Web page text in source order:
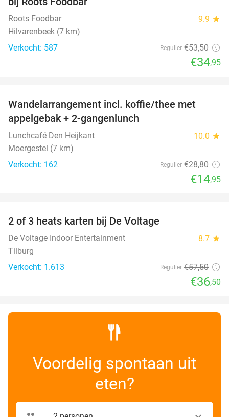
Roots Foodbar 9.9 star
Hilvarenbeek (7 km)
Verkocht: 587
Regulier €53,50
€34,95
Wandelarrangement incl. koffie/thee met
appelgebak + 2-gangenlunch
Lunchcafé Den Heijkant 10.0 star
Moergestel (7 km)
Verkocht: 162
Regulier €28,80
€14,95
2 of 3 heats karten bij De Voltage
De Voltage Indoor Entertainment 8.7 star
Tilburg
Verkocht: 1.613
Regulier €57,50
€36,50
Voordelig spontaan uit
eten?